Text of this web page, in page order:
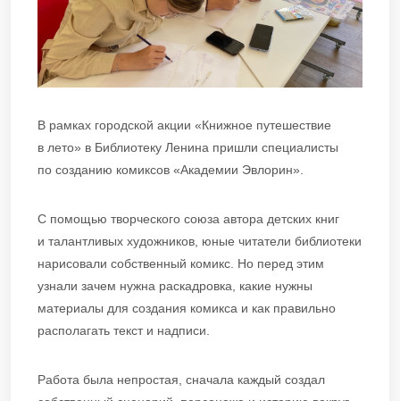
В рамках городской акции «Книжное путешествие
в лето» в Библиотеку Ленина пришли специалисты
по созданию комиксов «Академии Эвлорин».
С помощью творческого союза автора детских книг
и талантливых художников, юные читатели библиотеки
нарисовали собственный комикс. Но перед этим
узнали зачем нужна раскадровка, какие нужны
материалы для создания комикса и как правильно
располагать текст и надписи.
Работа была непростая, сначала каждый создал